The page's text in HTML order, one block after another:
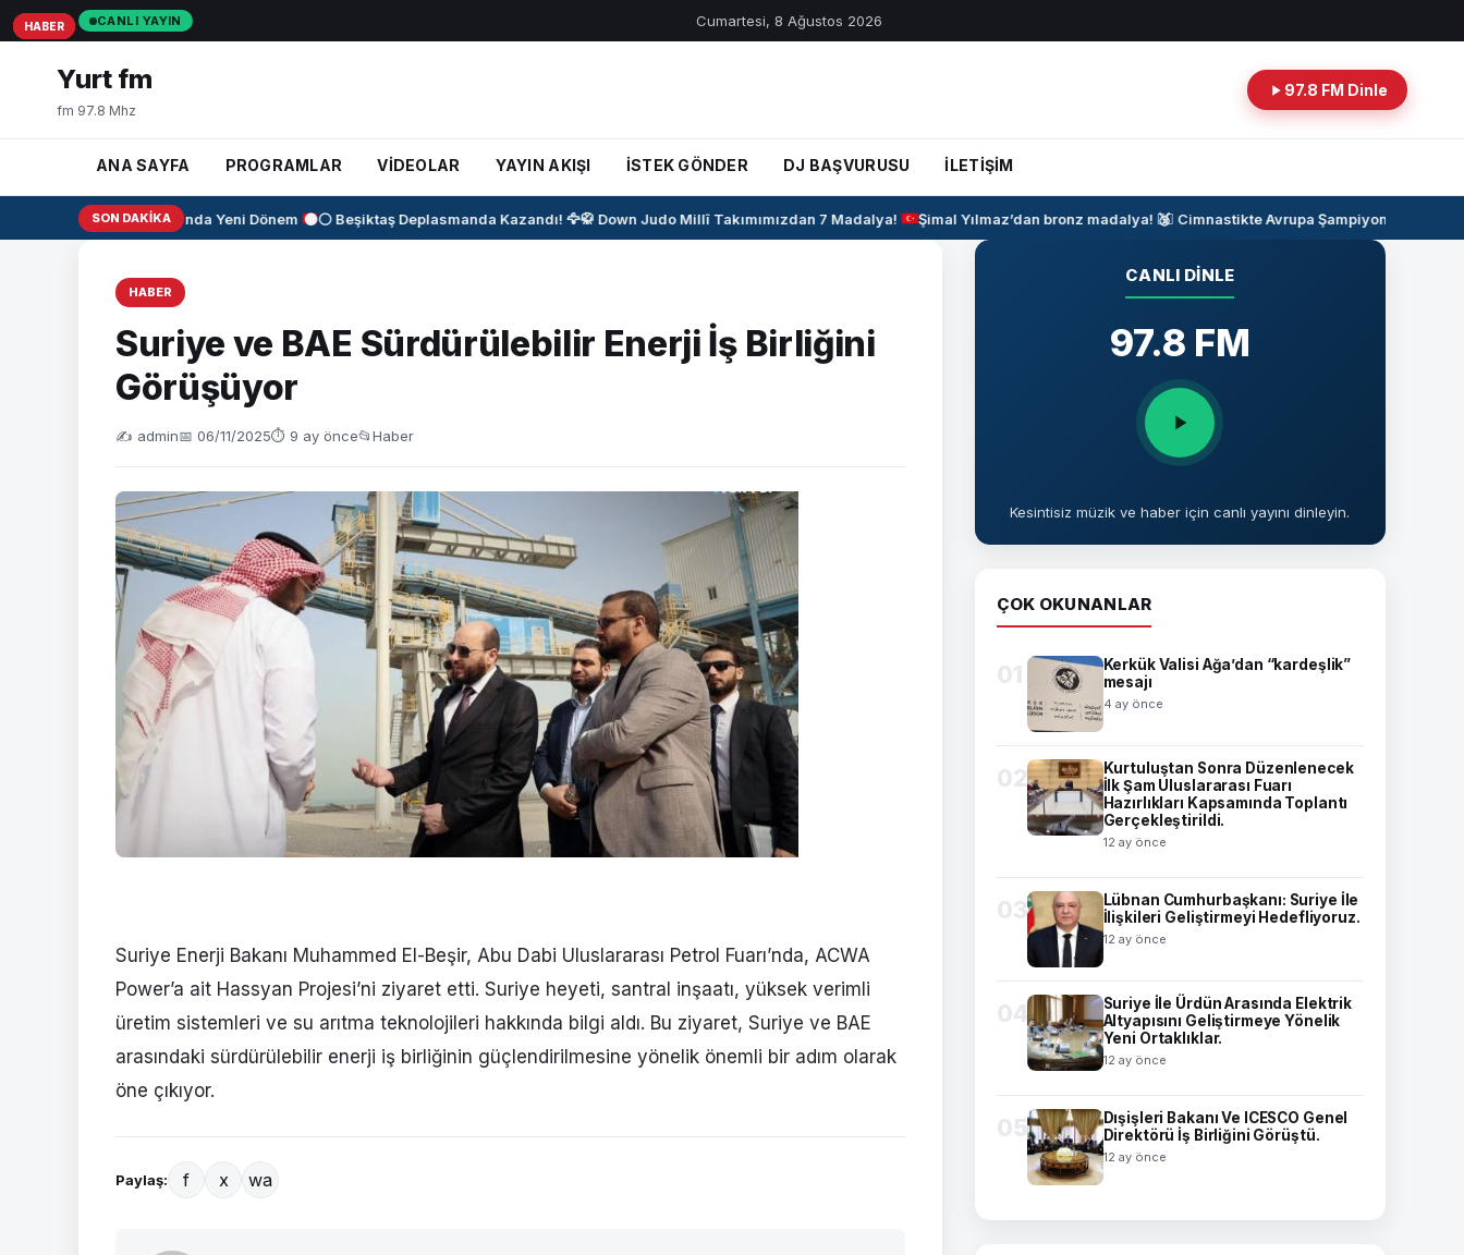
CANLI YAYIN Cumartesi, 8 Ağustos 2026
Yurt fm
fm 97.8 Mhz
97.8 FM Dinle
ANA SAYFA PROGRAMLAR VİDEOLAR YAYIN AKIŞI İSTEK GÖNDER DJ BAŞVURUSU İLETİŞİM
SON DAKIKA
KAAN Motorunda Yeni Dönem⚫⚪ Beşiktaş Deplasmanda Kazandı! 🦅 🥋Down Judo Millî Takımımızdan 7 Madalya! Şimal Yılmaz’dan bronz madalya!🥉
🤸‍♂️Cimnastikte Avrupa Şampiyonası
HABER
Suriye ve BAE Sürdürülebilir Enerji İş Birliğini
Görüşüyor
✍️ admin📅 06/11/2025⏱ 9 ay önce📂Haber
Suriye Enerji Bakanı Muhammed El-Beşir, Abu Dabi Uluslararası Petrol Fuarı’nda, ACWA
Power’a ait Hassyan Projesi’ni ziyaret etti. Suriye heyeti, santral inşaatı, yüksek verimli
üretim sistemleri ve su arıtma teknolojileri hakkında bilgi aldı. Bu ziyaret, Suriye ve BAE
arasındaki sürdürülebilir enerji iş birliğinin güçlendirilmesine yönelik önemli bir adım olarak
öne çıkıyor.
Paylaş: f x wa
HABER
HABER
HABER
CANLI DINLE
97.8 FM
Kesintisiz müzik ve haber için canlı yayını dinleyin.
ÇOK OKUNANLAR
01
Kerkük Valisi Ağa’dan “kardeşlik”
mesajı
4 ay önce
02
Kurtuluştan Sonra Düzenlenecek
İlk Şam Uluslararası Fuarı
Hazırlıkları Kapsamında Toplantı
Gerçekleştirildi.
12 ay önce
03
Lübnan Cumhurbaşkanı: Suriye İle
İlişkileri Geliştirmeyi Hedefliyoruz.
12 ay önce
04
Suriye İle Ürdün Arasında Elektrik
Altyapısını Geliştirmeye Yönelik
Yeni Ortaklıklar.
12 ay önce
05
Dışişleri Bakanı Ve ICESCO Genel
Direktörü İş Birliğini Görüştü.
12 ay önce